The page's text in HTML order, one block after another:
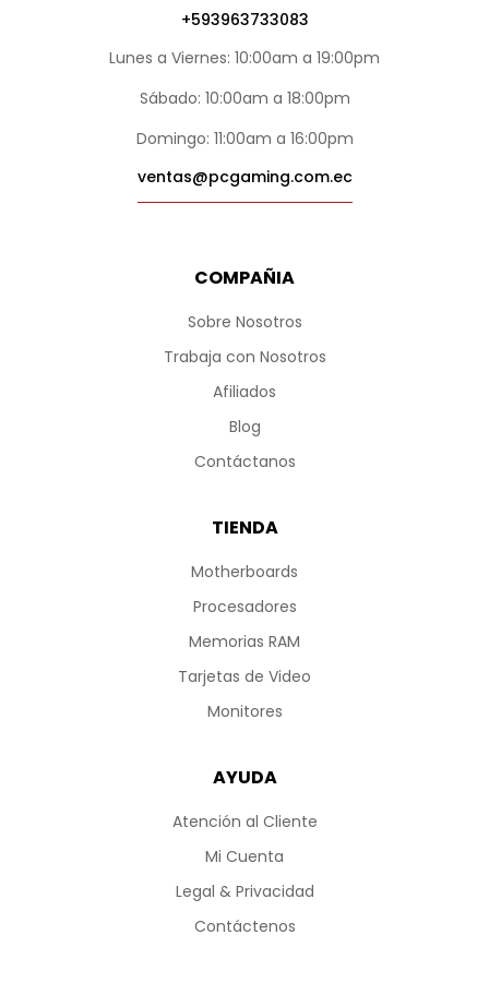
COMPAÑIA
Sobre Nosotros
Trabaja con Nosotros
Afiliados
Blog
Contáctanos
TIENDA
Motherboards
Procesadores
Memorias RAM
Tarjetas de Video
Monitores
AYUDA
Atención al Cliente
Mi Cuenta
Legal & Privacidad
Contáctenos
+593963733083
Lunes a Viernes: 10:00am a 19:00pm
Sábado: 10:00am a 18:00pm
Domingo: 11:00am a 16:00pm
ventas@pcgaming.com.ec